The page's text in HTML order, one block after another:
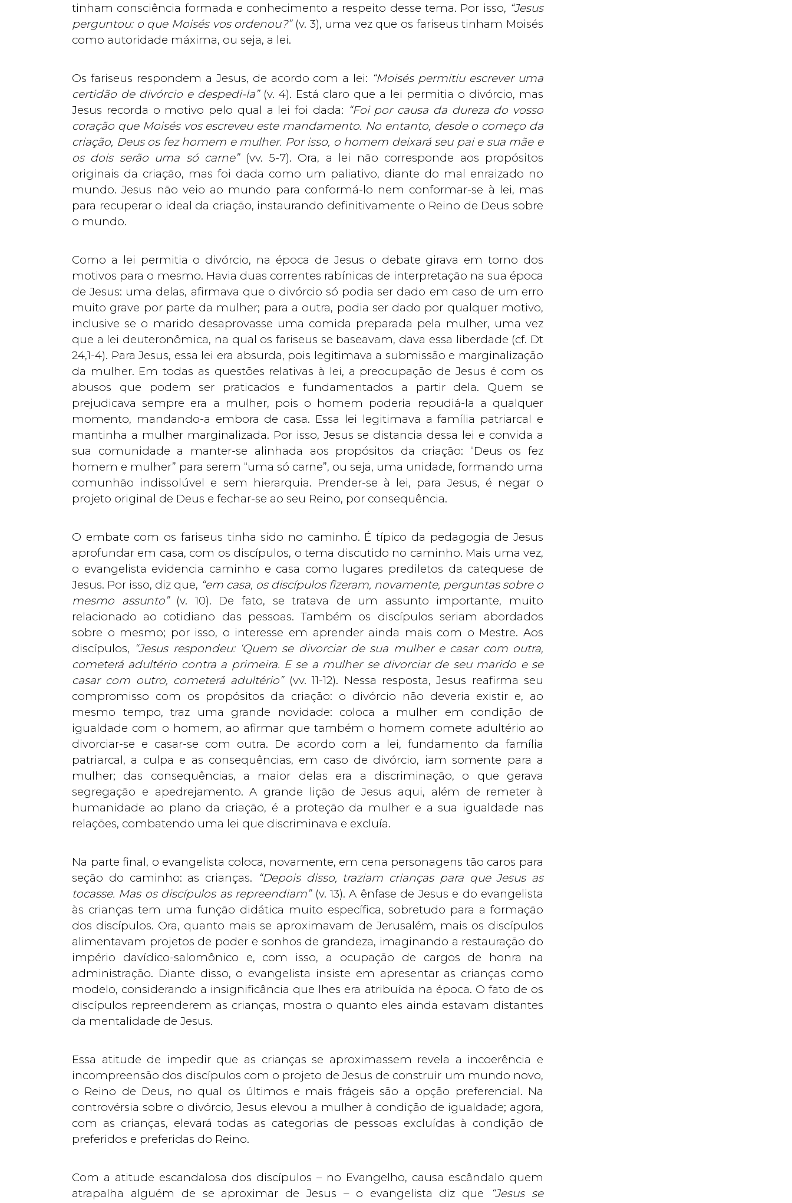
tinham consciência formada e conhecimento a respeito desse tema. Por isso, “Jesus
perguntou: o que Moisés vos ordenou?”(v. 3), uma vez que os fariseus tinham Moisés
como autoridade máxima, ou seja, a lei.
Os fariseus respondem a Jesus, de acordo com a lei: “Moisés permitiu escrever uma
certidão de divórcio e despedi-la”(v. 4). Está claro que a lei permitia o divórcio, mas
Jesus recorda o motivo pelo qual a lei foi dada: “Foi por causa da dureza do vosso
coração que Moisés vos escreveu este mandamento. No entanto, desde o começo da
criação, Deus os fez homem e mulher. Por isso, o homem deixará seu pai e sua mãe e
os dois serão uma só carne” (vv. 5-7). Ora, a lei não corresponde aos propósitos
originais da criação, mas foi dada como um paliativo, diante do mal enraizado no
mundo. Jesus não veio ao mundo para conformá-lo nem conformar-se à lei, mas
para recuperar o ideal da criação, instaurando definitivamente o Reino de Deus sobre
o mundo.
Como a lei permitia o divórcio, na época de Jesus o debate girava em torno dos
motivos para o mesmo. Havia duas correntes rabínicas de interpretação na sua época
de Jesus: uma delas, afirmava que o divórcio só podia ser dado em caso de um erro
muito grave por parte da mulher; para a outra, podia ser dado por qualquer motivo,
inclusive se o marido desaprovasse uma comida preparada pela mulher, uma vez
que a lei deuteronômica, na qual os fariseus se baseavam, dava essa liberdade (cf. Dt
24,1-4). Para Jesus, essa lei era absurda, pois legitimava a submissão e marginalização
da mulher. Em todas as questões relativas à lei, a preocupação de Jesus é com os
abusos que podem ser praticados e fundamentados a partir dela. Quem se
prejudicava sempre era a mulher, pois o homem poderia repudiá-la a qualquer
momento, mandando-a embora de casa. Essa lei legitimava a família patriarcal e
mantinha a mulher marginalizada. Por isso, Jesus se distancia dessa lei e convida a
sua comunidade a manter-se alinhada aos propósitos da criação: “Deus os fez
homem e mulher” para serem “uma só carne”, ou seja, uma unidade, formando uma
comunhão indissolúvel e sem hierarquia. Prender-se à lei, para Jesus, é negar o
projeto original de Deus e fechar-se ao seu Reino, por consequência.
O embate com os fariseus tinha sido no caminho. É típico da pedagogia de Jesus
aprofundar em casa, com os discípulos, o tema discutido no caminho. Mais uma vez,
o evangelista evidencia caminho e casa como lugares prediletos da catequese de
Jesus. Por isso, diz que, “em casa, os discípulos fizeram, novamente, perguntas sobre o
mesmo assunto” (v. 10). De fato, se tratava de um assunto importante, muito
relacionado ao cotidiano das pessoas. Também os discípulos seriam abordados
sobre o mesmo; por isso, o interesse em aprender ainda mais com o Mestre. Aos
discípulos, “Jesus respondeu: ‘Quem se divorciar de sua mulher e casar com outra,
cometerá adultério contra a primeira. E se a mulher se divorciar de seu marido e se
casar com outro, cometerá adultério”(vv. 11-12). Nessa resposta, Jesus reafirma seu
compromisso com os propósitos da criação: o divórcio não deveria existir e, ao
mesmo tempo, traz uma grande novidade: coloca a mulher em condição de
igualdade com o homem, ao afirmar que também o homem comete adultério ao
divorciar-se e casar-se com outra. De acordo com a lei, fundamento da família
patriarcal, a culpa e as consequências, em caso de divórcio, iam somente para a
mulher; das consequências, a maior delas era a discriminação, o que gerava
segregação e apedrejamento. A grande lição de Jesus aqui, além de remeter à
humanidade ao plano da criação, é a proteção da mulher e a sua igualdade nas
relações, combatendo uma lei que discriminava e excluía.
Na parte final, o evangelista coloca, novamente, em cena personagens tão caros para
seção do caminho: as crianças.
“Depois disso, traziam crianças para que Jesus as
tocasse. Mas os discípulos as repreendiam”(v. 13). A ênfase de Jesus e do evangelista
às crianças tem uma função didática muito específica, sobretudo para a formação
dos discípulos. Ora, quanto mais se aproximavam de Jerusalém, mais os discípulos
alimentavam projetos de poder e sonhos de grandeza, imaginando a restauração do
império davídico-salomônico e, com isso, a ocupação de cargos de honra na
administração. Diante disso, o evangelista insiste em apresentar as crianças como
modelo, considerando a insignificância que lhes era atribuída na época. O fato de os
discípulos repreenderem as crianças, mostra o quanto eles ainda estavam distantes
da mentalidade de Jesus.
Essa atitude de impedir que as crianças se aproximassem revela a incoerência e
incompreensão dos discípulos com o projeto de Jesus de construir um mundo novo,
o Reino de Deus, no qual os últimos e mais frágeis são a opção preferencial. Na
controvérsia sobre o divórcio, Jesus elevou a mulher à condição de igualdade; agora,
com as crianças, elevará todas as categorias de pessoas excluídas à condição de
preferidos e preferidas do Reino.
Com a atitude escandalosa dos discípulos – no Evangelho, causa escândalo quem
atrapalha alguém de se aproximar de Jesus – o evangelista diz que
“Jesus se